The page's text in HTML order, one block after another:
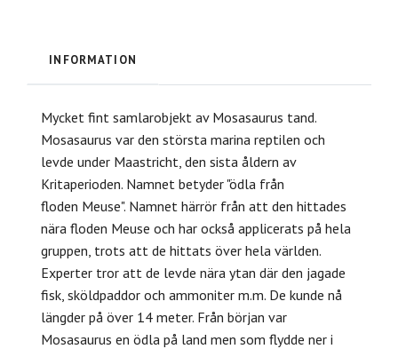
INFORMATION
Mycket fint samlarobjekt av Mosasaurus tand.
Mosasaurus var den största marina reptilen och
levde under Maastricht, den sista åldern av
Kritaperioden. Namnet betyder "ödla från
floden Meuse". Namnet härrör från att den hittades
nära floden Meuse och har också applicerats på hela
gruppen, trots att de hittats över hela världen.
Experter tror att de levde nära ytan där den jagade
fisk, sköldpaddor och ammoniter m.m. De kunde nå
längder på över 14 meter. Från början var
Mosasaurus en ödla på land men som flydde ner i